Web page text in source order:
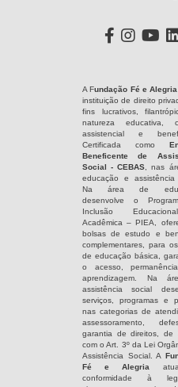
A Fundação Fé e Alegria
instituição de direito
fins lucrativos,
natureza educativa,
assistencial e
Certificada como
Beneficente de
Social - CEBAS , nas
educação e assistência
Na área de
desenvolve o
Inclusão
Acadêmica – PIEA,
bolsas de estudo e
complementares, para
de educação básica,
o acesso,
aprendizagem. Na
assistência social
serviços, programas e
nas categorias de
assessoramento,
garantia de direitos, de
com o Art. 3º da Lei
Assistência Social. A
Fé e Alegria
conformidade à